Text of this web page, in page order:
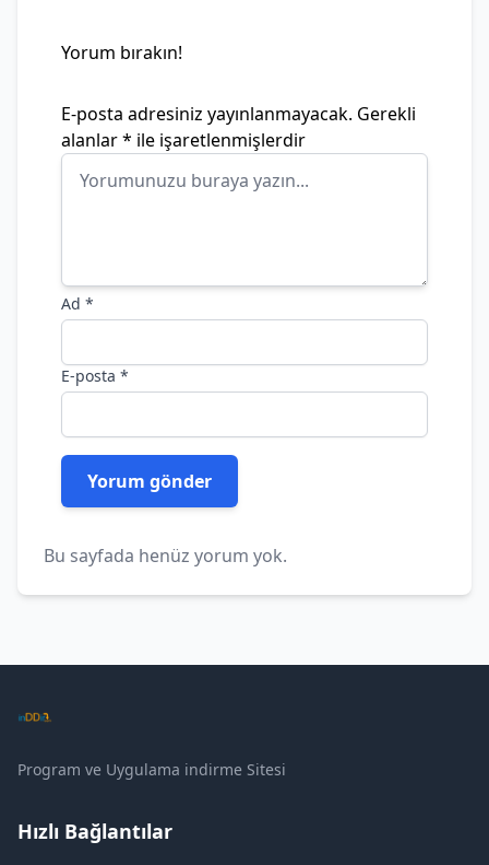
Yorum bırakın!
E-posta adresiniz yayınlanmayacak. Gerekli
alanlar* ile işaretlenmişlerdir
Ad *
E-posta *
Bu sayfada henüz yorum yok.
Program ve Uygulama indirme Sitesi
Hızlı Bağlantılar